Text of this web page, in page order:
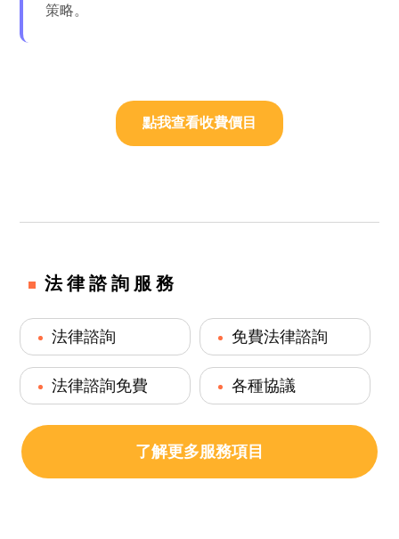
策略。
點我查看收費價目
法律諮詢服務
法律諮詢 免費法律諮詢
法律諮詢免費 各種協議
了解更多服務項目